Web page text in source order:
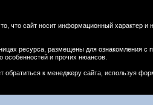
что сайт носит информационный характер и
ресурса, размещены для ознакомления с
особенностей и прочих нюансов.
обратиться к менеджеру сайта, используя